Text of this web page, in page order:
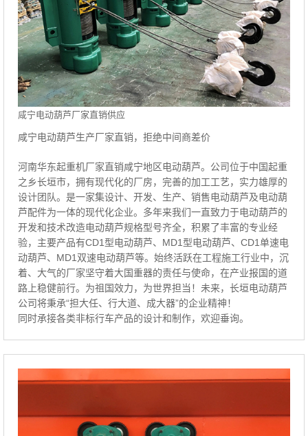
咸宁电动葫芦厂家直销供应
咸宁电动葫芦生产厂家直销，拒绝中间商差价
河南华东起重机厂家直销咸宁地区电动葫芦。公司位于中国起重
之乡长垣市，拥有现代化的厂房，完善的加工工艺，实力雄厚的
设计团队。是一家集设计、开发、生产、销售电动葫芦及电动葫
芦配件为一体的现代化企业。多年来我们一直致力于电动葫芦的
开发和技术改造电动葫芦规格型号齐全，积累了丰富的专业经
验，主要产品有CD1型电动葫芦、MD1型电动葫芦、CD1单速电
动葫芦、MD1双速电动葫芦等。始终活跃在工程施工行业中，沉
着、大气的厂家坚守着大国重器的责任与使命，在产业报国的道
路上稳健前行。为祖国效力，为世界担当！未来，长垣电动葫芦
公司将秉承“担大任、行大道、成大器”的企业精神！
同时承接各类非标行车产品的设计和制作，欢迎垂询。